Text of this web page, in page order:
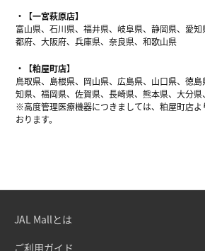
【一宮萩原店】
富山県、石川県、福井県、岐阜県、静岡県、愛
都府、大阪府、兵庫県、奈良県、和歌山県
【粕屋町店】
鳥取県、島根県、岡山県、広島県、山口県、徳
知県、福岡県、佐賀県、長崎県、熊本県、大分
※高度管理医療機器につきましては、粕屋町店よ
おります。
JAL Mallとは
ご利用ガイド